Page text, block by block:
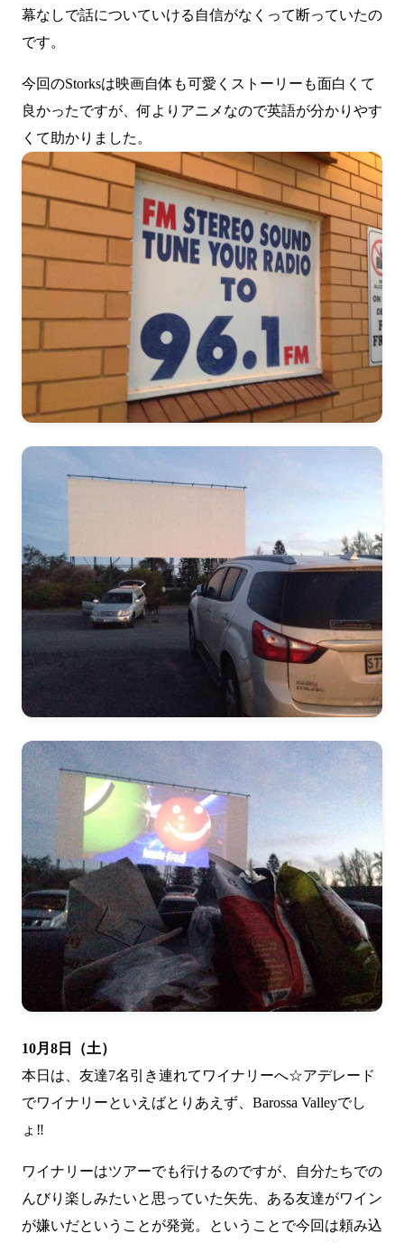
幕なしで話についていける自信がなくって断っていたの
です。
今回のStorksは映画自体も可愛くストーリーも面白くて
良かったですが、何よりアニメなので英語が分かりやす
くて助かりました。
10月8日（土）
本日は、友達7名引き連れてワイナリーへ☆アデレード
でワイナリーといえばとりあえず、Barossa Valleyでし
ょ‼
ワイナリーはツアーでも行けるのですが、自分たちでの
んびり楽しみたいと思っていた矢先、ある友達がワイン
が嫌いだということが発覚。ということで今回は頼み込